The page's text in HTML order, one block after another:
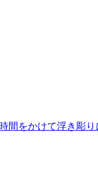
間をかけて浮き彫り